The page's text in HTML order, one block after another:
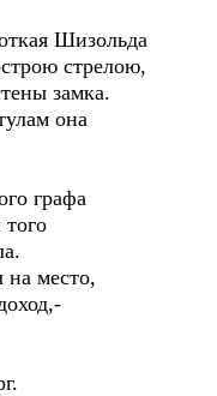
Шизольда
стрелою,
замка.
она
графа
того
на место,